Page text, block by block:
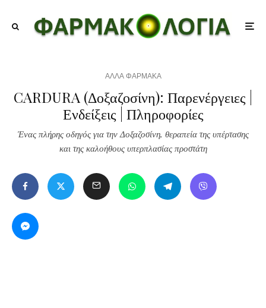
ΑΛΛΑ ΦΑΡΜΑΚΑ
CARDURA (Δοξαζοσίνη): Παρενέργειες |
Ενδείξεις | Πληροφορίες
Ένας πλήρης οδηγός για την Δοξαζοσίνη, θεραπεία της υπέρτασης
και της καλοήθους υπερπλασίας προστάτη